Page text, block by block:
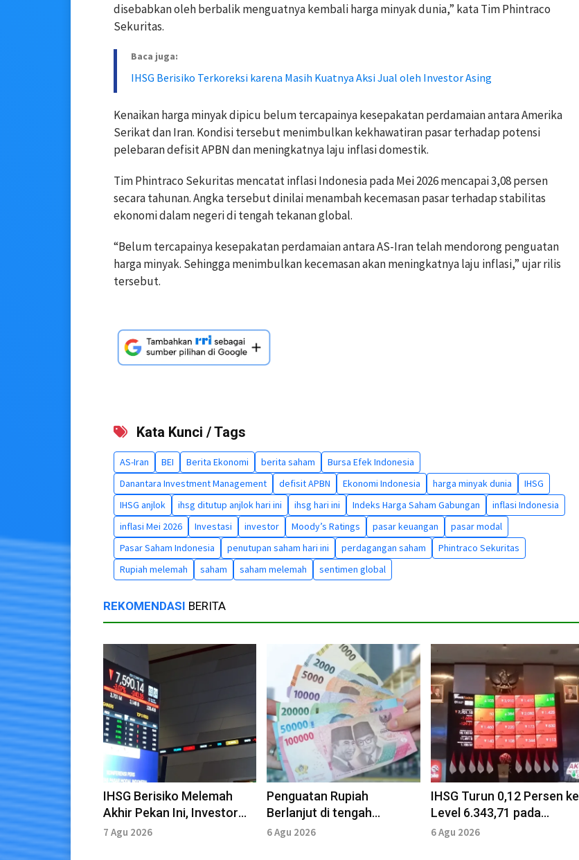
disebabkan oleh berbalik menguatnya kembali harga minyak dunia,” kata Tim Phintraco
Sekuritas.
Baca juga:
IHSG Berisiko Terkoreksi karena Masih Kuatnya Aksi Jual oleh Investor Asing
Kenaikan harga minyak dipicu belum tercapainya kesepakatan perdamaian antara Amerika
Serikat dan Iran. Kondisi tersebut menimbulkan kekhawatiran pasar terhadap potensi
pelebaran defisit APBN dan meningkatnya laju inflasi domestik.
Tim Phintraco Sekuritas mencatat inflasi Indonesia pada Mei 2026 mencapai 3,08 persen
secara tahunan. Angka tersebut dinilai menambah kecemasan pasar terhadap stabilitas
ekonomi dalam negeri di tengah tekanan global.
“Belum tercapainya kesepakatan perdamaian antara AS-Iran telah mendorong penguatan
harga minyak. Sehingga menimbulkan kecemasan akan meningkatnya laju inflasi,” ujar rilis
tersebut.
Kata Kunci / Tags
AS-Iran BEI Berita Ekonomi berita saham
Bursa Efek Indonesia
Danantara Investment Management
defisit APBN Ekonomi Indonesia harga minyak dunia
IHSG
IHSG anjlok
ihsg ditutup anjlok hari ini ihsg hari ini Indeks Harga Saham Gabungan
inflasi Indonesia
inflasi Mei 2026
Investasi investor Moody’s Ratings pasar keuangan
pasar modal
Pasar Saham Indonesia
penutupan saham hari ini perdagangan saham
Phintraco Sekuritas
Rupiah melemah
saham saham melemah sentimen global
REKOMENDASI BERITA
IHSG Berisiko Melemah
Akhir Pekan Ini, Investor
Tunggu Sejumlah Data
7 Agu 2026
Penguatan Rupiah
Berlanjut di tengah
Dinamika Konflik Geopolitik
6 Agu 2026
IHSG Turun 0,12 Persen ke
Level 6.343,71 pada
Penutupan Perdagangan 6
6 Agu 2026